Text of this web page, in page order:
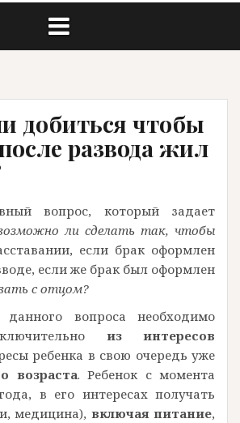
добиться чтобы
развода жил
вопрос, который задает
ли сделать так, чтобы
если брак оформлен
если же брак был оформлен
с отцом?
вопроса необходимо
из интересов
ребенка в свою очередь уже
возраста. Ребенок с момента
в его интересах получать
медицина), включая питание,